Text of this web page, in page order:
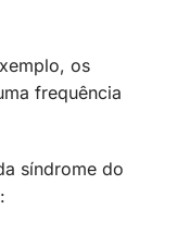
os
frequência
síndrome do